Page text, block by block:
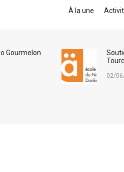
À la une
Gourmelon
02/